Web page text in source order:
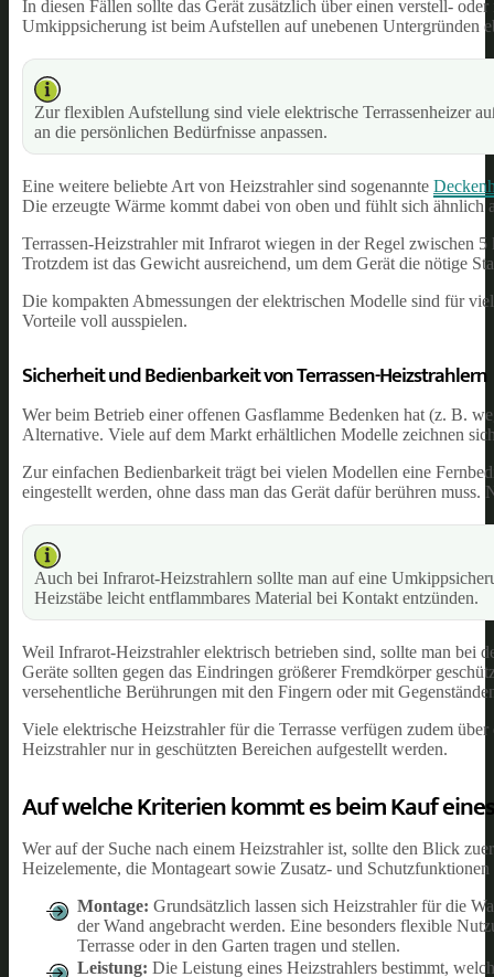
In diesen Fällen sollte das Gerät zusätzlich über einen verstell-
Umkippsicherung ist beim Aufstellen auf unebenen Untergründen
Zur flexiblen Aufstellung sind viele elektrische Terrassenheizer
an die persönlichen Bedürfnisse anpassen.
Eine weitere beliebte Art von Heizstrahler sind sogenannte
Die erzeugte Wärme kommt dabei von oben und fühlt sich ähnlich
Terrassen-Heizstrahler mit Infrarot wiegen in der Regel zwischen
Trotzdem ist das Gewicht ausreichend, um dem Gerät die nötige
Die kompakten Abmessungen der elektrischen Modelle sind für
Vorteile voll ausspielen.
Sicherheit und Bedienbarkeit von Terrassen-Heizstrahlern
Wer beim Betrieb einer offenen Gasflamme Bedenken hat (z. B.
Alternative. Viele auf dem Markt erhältlichen Modelle zeichnen
Zur einfachen Bedienbarkeit trägt bei vielen Modellen eine
eingestellt werden, ohne dass man das Gerät dafür berühren
Auch bei Infrarot-Heizstrahlern sollte man auf eine
Heizstäbe leicht entflammbares Material bei Kontakt entzünden.
Weil Infrarot-Heizstrahler elektrisch betrieben sind, sollte man bei
Geräte sollten gegen das Eindringen größerer Fremdkörper
versehentliche Berührungen mit den Fingern oder mit
Viele elektrische Heizstrahler für die Terrasse verfügen zudem
Heizstrahler nur in geschützten Bereichen aufgestellt werden.
Auf welche Kriterien kommt es beim Kauf
Wer auf der Suche nach einem Heizstrahler ist, sollte den Blick
Heizelemente, die Montageart sowie Zusatz- und
Montage: Grundsätzlich lassen sich Heizstrahler für die
der Wand angebracht werden. Eine besonders flexible
Terrasse oder in den Garten tragen und stellen.
Leistung: Die Leistung eines Heizstrahlers bestimmt,